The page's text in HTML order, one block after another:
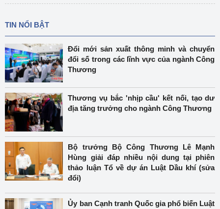
TIN NỔI BẬT
Đổi mới sản xuất thông minh và chuyển
đổi số trong các lĩnh vực của ngành Công
Thương
Thương vụ bắc 'nhịp cầu' kết nối, tạo dư
địa tăng trưởng cho ngành Công Thương
Bộ trưởng Bộ Công Thương Lê Mạnh
Hùng giải đáp nhiều nội dung tại phiên
thảo luận Tổ về dự án Luật Dầu khí (sửa
đổi)
Ủy ban Cạnh tranh Quốc gia phổ biến Luật